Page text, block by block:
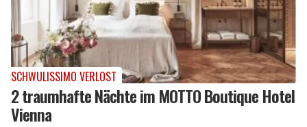
SCHWULISSIMO VERLOST
2 traumhafte Nächte im MOTTO Boutique Hotel
Vienna